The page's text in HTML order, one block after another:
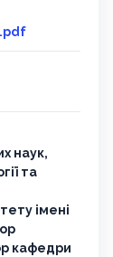
наук,
та
імені
кафедри